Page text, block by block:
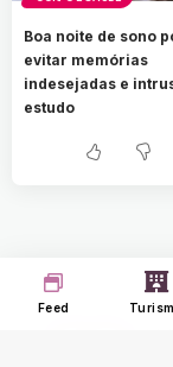
Boa noite de sono
evitar memórias
indesejadas e
estudo
Feed